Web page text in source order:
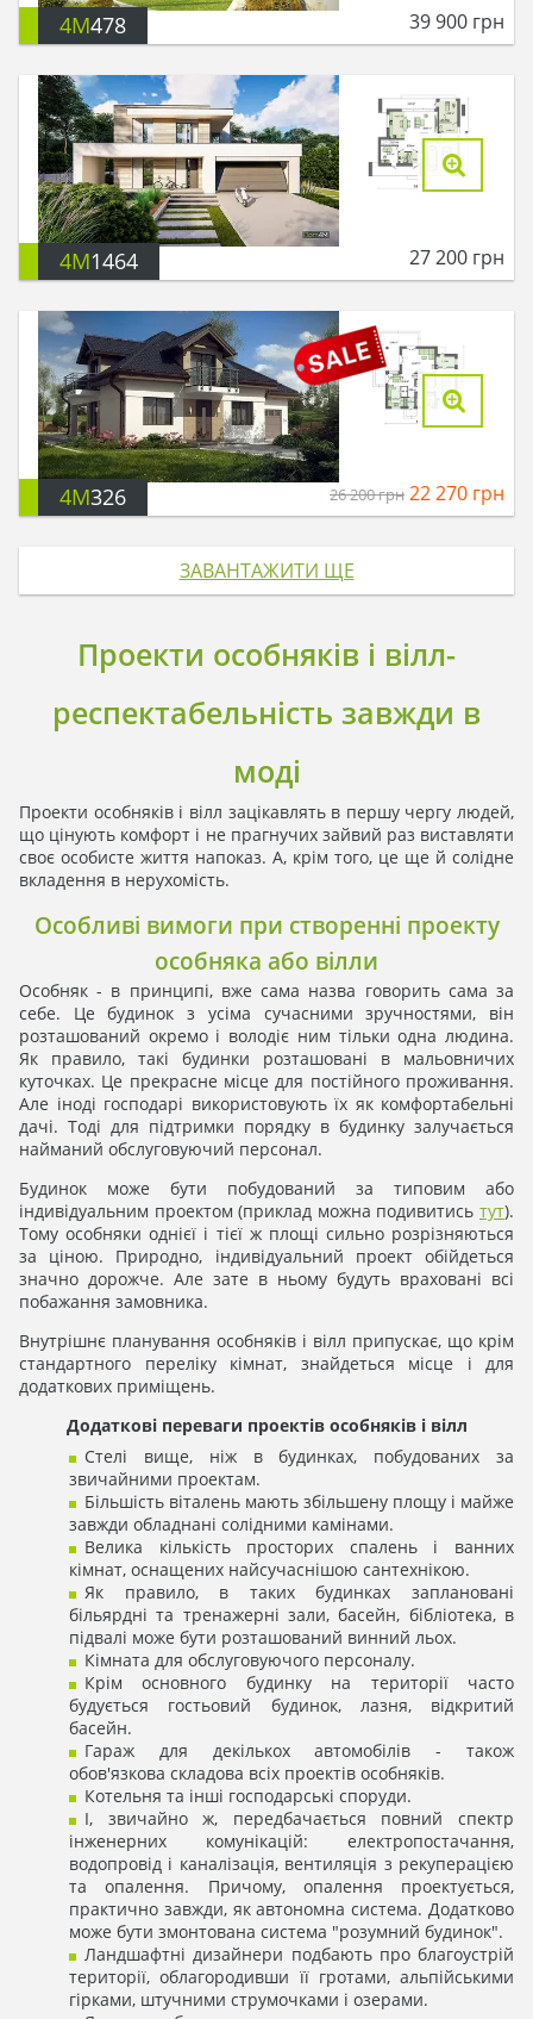
4M478 39 900 грн
4M1464 27 200 грн
4M326 26 200грн 22 270 грн
ЗАВАНТАЖИТИ ЩЕ
Проекти особняків і вілл-
респектабельність завжди в
моді
Проекти особняків і вілл зацікавлять в першу чергу людей,
що цінують комфорт і не прагнучих зайвий раз виставляти
своє особисте життя напоказ. А, крім того, це ще й солідне
вкладення в нерухомість.
Особливі вимоги при створенні проекту
особняка або вілли
Особняк - в принципі, вже сама назва говорить сама за
себе. Це будинок з усіма сучасними зручностями, він
розташований окремо і володіє ним тільки одна людина.
Як правило, такі будинки розташовані в мальовничих
куточках. Це прекрасне місце для постійного проживання.
Але іноді господарі використовують їх як комфортабельні
дачі. Тоді для підтримки порядку в будинку залучається
найманий обслуговуючий персонал.
Будинок може бути побудований за типовим або
індивідуальним проектом (приклад можна подивитись тут).
Тому особняки однієї і тієї ж площі сильно розрізняються
за ціною. Природно, індивідуальний проект обійдеться
значно дорожче. Але зате в ньому будуть враховані всі
побажання замовника.
Внутрішнє планування особняків і вілл припускає, що крім
стандартного переліку кімнат, знайдеться місце і для
додаткових приміщень.
Додаткові переваги проектів особняків і вілл
Стелі вище, ніж в будинках, побудованих за
звичайними проектам.
Більшість віталень мають збільшену площу і майже
завжди обладнані солідними камінами.
Велика кількість просторих спалень і ванних
кімнат, оснащених найсучаснішою сантехнікою.
Як правило, в таких будинках заплановані
більярдні та тренажерні зали, басейн, бібліотека, в
підвалі може бути розташований винний льох.
Кімната для обслуговуючого персоналу.
Крім основного будинку на території часто
будується гостьовий будинок, лазня, відкритий
басейн.
Гараж для декількох автомобілів - також
обов'язкова складова всіх проектів особняків.
Котельня та інші господарські споруди.
І, звичайно ж, передбачається повний спектр
інженерних комунікацій: електропостачання,
водопровід і каналізація, вентиляція з рекуперацією
та опалення. Причому, опалення проектується,
практично завжди, як автономна система. Додатково
може бути змонтована система "розумний будинок".
Ландшафтні дизайнери подбають про благоустрій
території, облагородивши її гротами, альпійськими
гірками, штучними струмочками і озерами.